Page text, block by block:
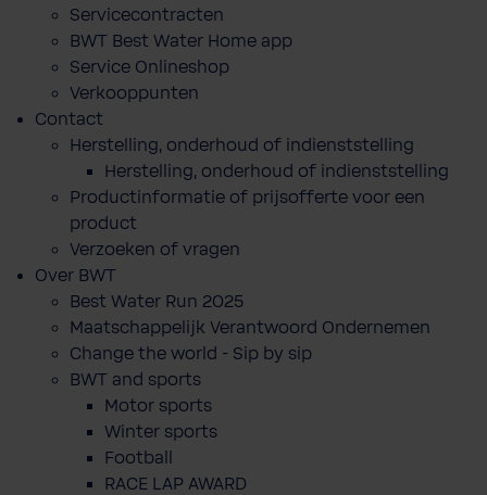
Servicecontracten
BWT Best Water Home app
Service Onlineshop
Verkooppunten
Contact
Herstelling, onderhoud of indienststelling
Herstelling, onderhoud of indienststelling
Productinformatie of prijsofferte voor een
product
Verzoeken of vragen
Over BWT
Best Water Run 2025
Maatschappelijk Verantwoord Ondernemen
Change the world - Sip by sip
BWT and sports
Motor sports
Winter sports
Football
RACE LAP AWARD